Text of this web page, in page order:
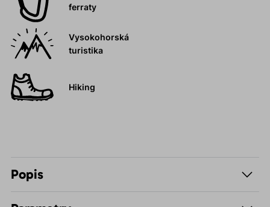
ferraty
Vysokohorská
turistika
Hiking
Popis